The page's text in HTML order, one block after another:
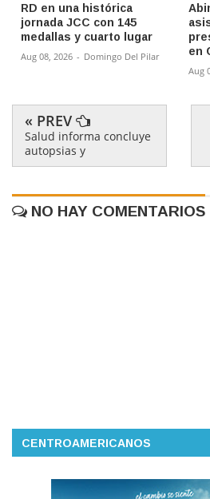
RD en una histórica
jornada JCC con 145
medallas y cuarto lugar
Aug 08, 2026 - Domingo Del Pilar
en
Aug
« PREV
Salud informa concluye
autopsias y
NO HAY COMENTARIOS
CENTROAMERICANOS